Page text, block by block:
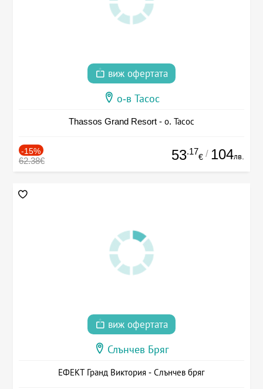
виж офертата
о-в Тасос
Thassos Grand Resort - о. Тасос
-15%
62.38€ 53.17
€ / 104лв.
виж офертата
Слънчев Бряг
ЕФЕКТ Гранд Виктория - Слънчев бряг